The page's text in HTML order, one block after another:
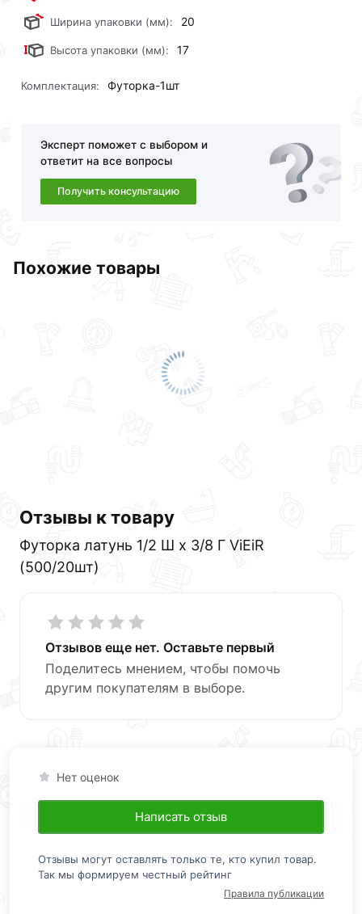
Ширина упаковки (мм): 20
Высота упаковки (мм): 17
Комплектация: Футорка-1шт
Эксперт поможет с выбором и
ответит на все вопросы
Получить консультацию
Похожие товары
Отзывы к товару
Футорка латунь 1/2 Ш х 3/8 Г ViEiR
(500/20шт)
Отзывов еще нет. Оставьте первый
Поделитесь мнением, чтобы помочь
другим покупателям в выборе.
Нет оценок
Написать отзыв
Отзывы могут оставлять только те, кто купил товар.
Так мы формируем честный рейтинг
Правила публикации